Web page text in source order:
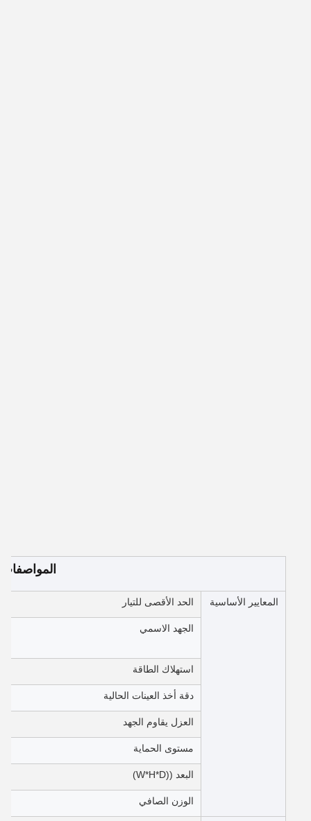
المواصفات
المعايير الأساسية الحد الأقصى للتيار
الجهد الاسمي
استهلاك الطاقة
دقة أخذ العينات الحالية
العزل يقاوم الجهد
مستوى الحماية
البعد ((W*H*D)
الوزن الصافي